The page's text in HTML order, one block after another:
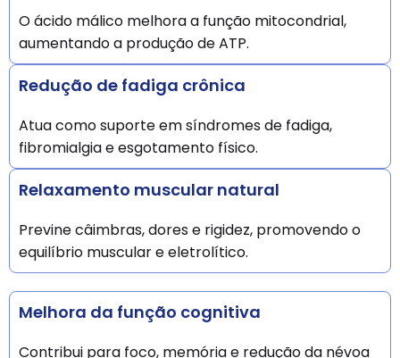
O ácido málico melhora a função mitocondrial,
aumentando a produção de ATP.
Redução de fadiga crônica
Atua como suporte em síndromes de fadiga,
fibromialgia e esgotamento físico.
Relaxamento muscular natural
Previne câimbras, dores e rigidez, promovendo o
equilíbrio muscular e eletrolítico.
Melhora da função cognitiva
Contribui para foco, memória e redução da névoa